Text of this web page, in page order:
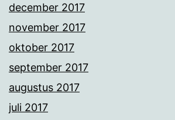
december 2017
november 2017
oktober 2017
september 2017
augustus 2017
juli 2017